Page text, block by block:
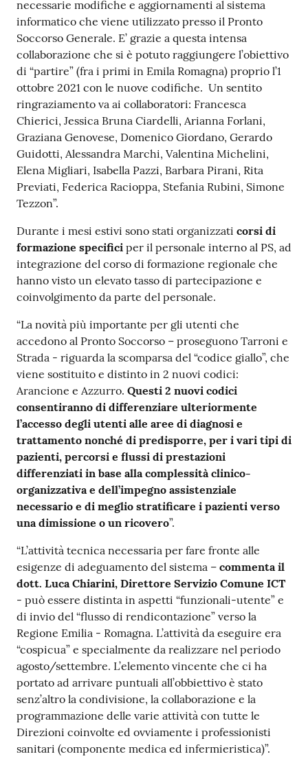
Seguici
necessarie modifiche e aggiornamenti al sistema
informatico che viene utilizzato presso il Pronto
Soccorso Generale. E’ grazie a questa intensa
collaborazione che si è potuto raggiungere l’obiettivo
di “partire” (fra i primi in Emila Romagna) proprio l’1
ottobre 2021 con le nuove codifiche. Un sentito
ringraziamento va ai collaboratori: Francesca
Chierici, Jessica Bruna Ciardelli, Arianna Forlani,
Graziana Genovese, Domenico Giordano, Gerardo
Guidotti, Alessandra Marchi, Valentina Michelini,
Elena Migliari, Isabella Pazzi, Barbara Pirani, Rita
Previati, Federica Racioppa, Stefania Rubini, Simone
Tezzon”.
Durante i mesi estivi sono stati organizzati corsi di
formazione specifici per il personale interno al PS, ad
integrazione del corso di formazione regionale che
hanno visto un elevato tasso di partecipazione e
coinvolgimento da parte del personale.
“La novità più importante per gli utenti che
accedono al Pronto Soccorso – proseguono Tarroni e
Strada - riguarda la scomparsa del “codice giallo”, che
viene sostituito e distinto in 2 nuovi codici:
Arancione e Azzurro. Questi 2 nuovi codici
consentiranno di differenziare ulteriormente
l’accesso degli utenti alle aree di diagnosi e
trattamento nonché di predisporre, per i vari tipi di
pazienti, percorsi e flussi di prestazioni
differenziati in base alla complessità clinico-
organizzativa e dell’impegno assistenziale
necessario e di meglio stratificare i pazienti verso
una dimissione o un ricovero”.
“L’attività tecnica necessaria per fare fronte alle
esigenze di adeguamento del sistema – commenta il
dott. Luca Chiarini, Direttore Servizio Comune ICT
- può essere distinta in aspetti “funzionali-utente” e
di invio del “flusso di rendicontazione” verso la
Regione Emilia - Romagna. L’attività da eseguire era
“cospicua” e specialmente da realizzare nel periodo
agosto/settembre. L’elemento vincente che ci ha
portato ad arrivare puntuali all’obbiettivo è stato
senz’altro la condivisione, la collaborazione e la
programmazione delle varie attività con tutte le
Direzioni coinvolte ed ovviamente i professionisti
sanitari (componente medica ed infermieristica)”.